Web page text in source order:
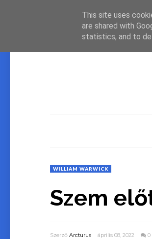
WILLIAM WARWICK
Szem
Szerző Arcturus április 08, 2022 0
This site uses
are shared with
statistics, and to